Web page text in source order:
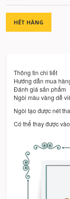
HẾT HÀNG
Thông tin chi tiết
Hướng dẫn mua
Đánh giá sản phẩm
Ngòi màu vàng dễ
Ngòi tạo được nét
Có thể thay được